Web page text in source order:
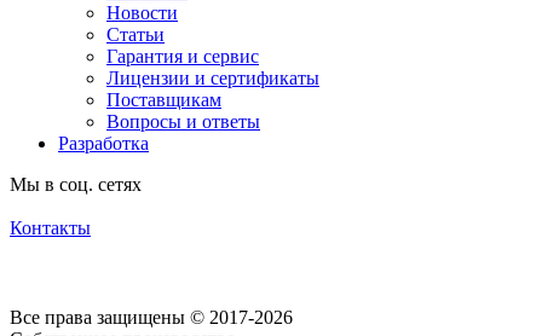
Новости
Статьи
Гарантия и сервис
Лицензии и сертификаты
Поставщикам
Вопросы и ответы
Разработка
Мы в соц. сетях
Контакты
Все права защищены © 2017-2026